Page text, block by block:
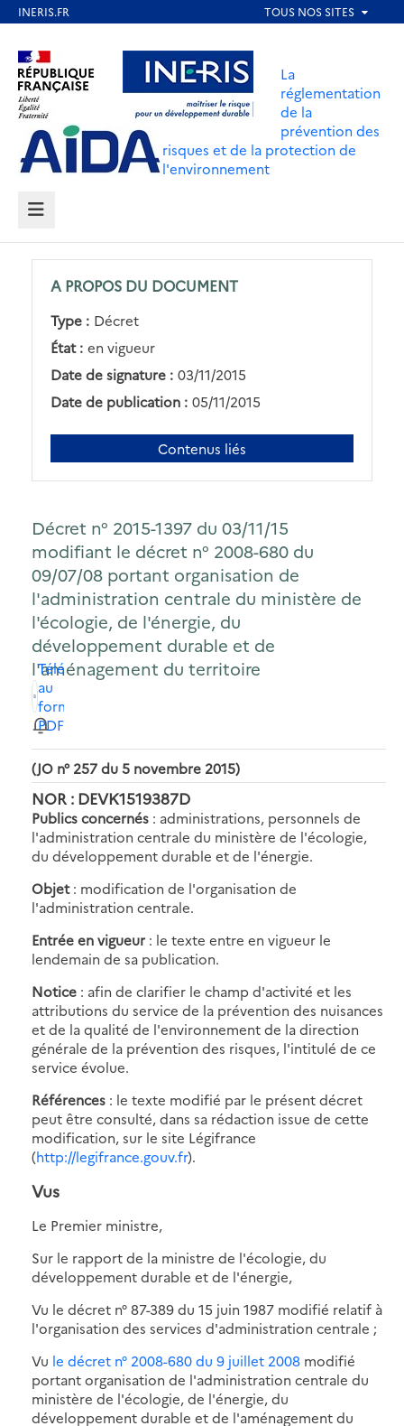
contenu
principal
Aller au contenu Aller au menu
Aller au pied de page
La
réglementation
de la
prévention des
risques et de la protection de
l'environnement
MENU
A PROPOS DU DOCUMENT
Type : Décret
État : en vigueur
Date de signature : 03/11/2015
Date de publication : 05/11/2015
Contenus liés
Décret n° 2015-1397 du 03/11/15
modifiant le décret n° 2008-680 du
09/07/08 portant organisation de
l'administration centrale du ministère de
l'écologie, de l'énergie, du
développement durable et de
l'aménagement du territoire
Télécharger
au
format
PDF
(JO n° 257 du 5 novembre 2015)
NOR : DEVK1519387D
Publics concernés : administrations, personnels de
l'administration centrale du ministère de l'écologie,
du développement durable et de l'énergie.
Objet: modification de l'organisation de
l'administration centrale.
Entrée en vigueur : le texte entre en vigueur le
lendemain de sa publication.
Notice : afin de clarifier le champ d'activité et les
attributions du service de la prévention des nuisances
et de la qualité de l'environnement de la direction
générale de la prévention des risques, l'intitulé de ce
service évolue.
Références : le texte modifié par le présent décret
peut être consulté, dans sa rédaction issue de cette
modification, sur le site Légifrance
(http://legifrance.gouv.fr).
Vus
Le Premier ministre,
Sur le rapport de la ministre de l'écologie, du
développement durable et de l'énergie,
Vu le décret n° 87-389 du 15 juin 1987 modifié relatif à
l'organisation des services d'administration centrale ;
Vu le décret n° 2008-680 du 9 juillet 2008 modifié
portant organisation de l'administration centrale du
ministère de l'écologie, de l'énergie, du
développement durable et de l'aménagement du